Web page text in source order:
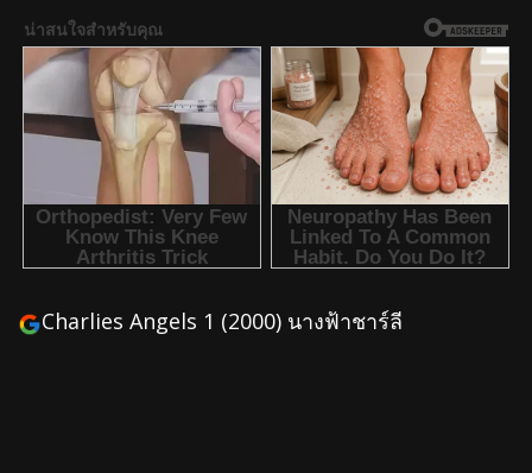
Charlies Angels 1 (2000) นางฟ้าชาร์ลี